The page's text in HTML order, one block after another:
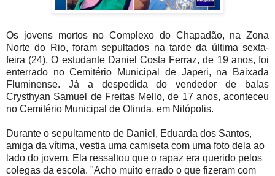
Os jovens mortos no Complexo do Chapadão, na Zona
Norte do Rio, foram sepultados na tarde da última sexta-
feira (24). O estudante Daniel Costa Ferraz, de 19 anos, foi
enterrado no Cemitério Municipal de Japeri, na Baixada
Fluminense. Já a despedida do vendedor de balas
Crysthyan Samuel de Freitas Mello, de 17 anos, aconteceu
no Cemitério Municipal de Olinda, em Nilópolis.
Durante o sepultamento de Daniel, Eduarda dos Santos,
amiga da vítima, vestia uma camiseta com uma foto dela ao
lado do jovem. Ela ressaltou que o rapaz era querido pelos
colegas da escola. "Acho muito errado o que fizeram com